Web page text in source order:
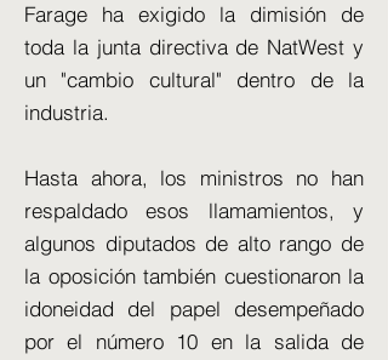
Farage ha exigido la dimisión de
toda la junta directiva de NatWest y
un "cambio cultural" dentro de la
industria.
Hasta ahora, los ministros no han
respaldado esos llamamientos, y
algunos diputados de alto rango de
la oposición también cuestionaron la
idoneidad del papel desempeñado
por el número 10 en la salida de